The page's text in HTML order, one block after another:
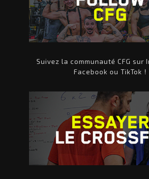
Suivez la communauté CFG sur
Facebook ou TikTok !